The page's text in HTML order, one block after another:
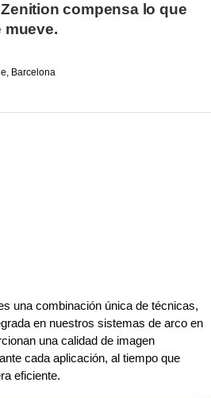
compensa lo que
mueve.
Barcelona
una combinación única de técnicas,
en nuestros sistemas de arco en
una calidad de imagen
cada aplicación, al tiempo que
eficiente.